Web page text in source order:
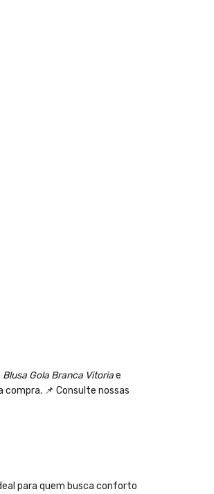
Blusa Gola Branca Vitoriae
📌 Consulte nossas
para quem busca conforto